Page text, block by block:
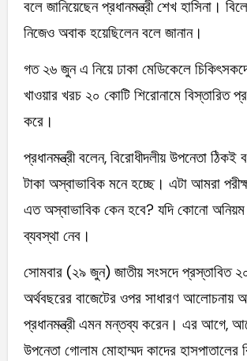
বলে জানিয়েছেন প্রধানমন্ত্রী শেখ হাসিনা।
নিজেও অবাক হয়েছিলেন বলে জানান।
গত ২৬ জুন এ নিয়ে ঢাকা মেডিকেলে
খাওয়ার খরচ ২০ কোটি শিরোনামে বিস্তারিত
করে।
প্রধানমন্ত্রী বলেন, বিরোধীদলীয় উপনেতা
টাকা অস্বাভাবিক মনে হচ্ছে। এটা আমরা
এত অস্বাভাবিক কেন হবে? যদি কোনো
ব্যবস্থা নেব।
সোমবার (২৯ জুন) জাতীয় সংসদে প্রস্তাবিত
অর্থবছরের বাজেটের ওপর সাধারণ আলোচনায়
প্রধানমন্ত্রী এমন মন্তব্য করেন। এর আগে,
উপনেতা গোলাম মোহাম্মদ কাদের হাসপাতালের